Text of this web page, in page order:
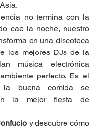
no termina con la
cae la noche, nuestro
en una discoteca
los mejores DJs de la
música electrónica
perfecto. Es el
la buena comida se
la mejor fiesta de
y descubre cómo